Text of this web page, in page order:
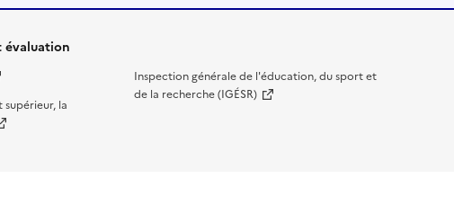
évaluation
supérieur, la
Inspection générale de l'éducation, du sport et
de la recherche (IGÉSR)